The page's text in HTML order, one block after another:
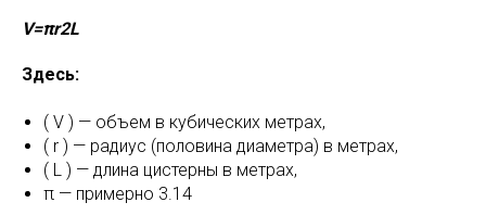
V=πr2L
Здесь:
( V ) — объем в кубических метрах,
( r ) — радиус (половина диаметра) в метрах,
( L ) — длина цистерны в метрах,
π — примерно 3.14